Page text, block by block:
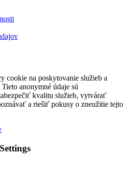
cookie na poskytovanie služieb a
anonymné údaje sú
kvalitu služieb, vytvárať
a riešiť pokusy o zneužitie tejto